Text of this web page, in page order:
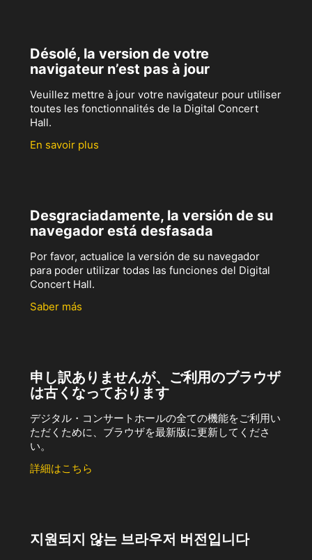
Désolé, la version de votre
navigateur n’est pas à jour
Veuillez mettre à jour votre navigateur pour utiliser
toutes les fonctionnalités de la Digital Concert
Hall.
En savoir plus
Desgraciadamente, la versión de su
navegador está desfasada
Por favor, actualice la versión de su navegador
para poder utilizar todas las funciones del Digital
Concert Hall.
Saber más
申し訳ありませんが、ご利用のブラウザ
は古くなっております
デジタル・コンサートホールの全ての機能をご利用い
ただくために、ブラウザを最新版に更新してくださ
い。
詳細はこちら
지원되지 않는 브라우저 버전입니다